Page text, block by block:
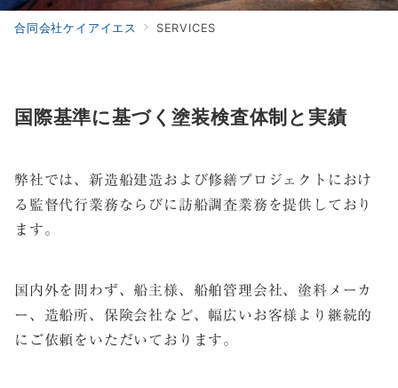
合同会社ケイアイエス SERVICES
国際基準に基づく塗装検査体制と実績
弊社では、新造船建造および修繕プロジェクトにおけ
る監督代行業務ならびに訪船調査業務を提供しており
ます。
国内外を問わず、船主様、船舶管理会社、塗料メーカ
ー、造船所、保険会社など、幅広いお客様より継続的
にご依頼をいただいております。